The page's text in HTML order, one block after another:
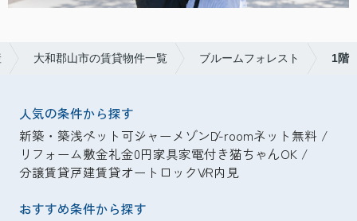
大和郡山市の賃貸物件一覧 ブルームフォレスト 1階
人気の条件から探す
新築・築浅ペット可シャーメゾンD-roomネット無料
リフォーム敷金礼金0円家具家電付き猫ちゃんOK
分譲賃貸戸建賃貸オートロックVR内見
おすすめ条件から探す